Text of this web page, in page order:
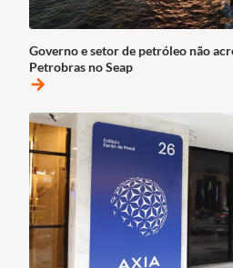
Governo e setor de petróleo não
Petrobras no Seap
arrow_forward